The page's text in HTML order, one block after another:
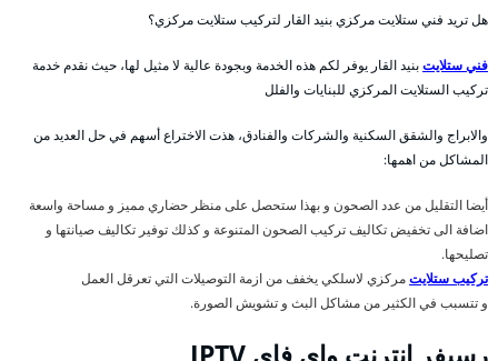
هل تريد فني ستلايت مركزي بنيد القار لتركيب ستلايت مركزي؟
فني ستلايتبنيد القار يوفر لكم هذه الخدمة وبجودة عالية لا مثيل لها، حيث نقدم خدمة
تركيب الستلايت المركزي للبنايات والفلل
والابراج والشقق السكنية والشركات والفنادق، هذت الاختراع أسهم في حل العديد من
المشاكل من اهمها:
أيضا التقليل من عدد الصحون و بهذا ستحصل على منظر حضاري مميز و مساحة واسعة
اضافة الى تخفيض تكاليف تركيب الصحون المتنوعة و كذلك توفير تكاليف صيانتها و
تصليحها.
تركيب ستلايتمركزي لاسلكي يخفف من ازمة التوصيلات التي تعرقل العمل
و تتسبب في الكثير من مشاكل البث و تشويش الصورة.